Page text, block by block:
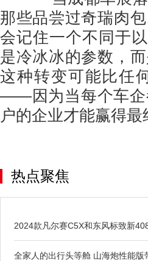
那些品尝过奇瑞肉
会记住一个不同于
是冷冰冰的参数，
这种转变可能比任
——因为当每个车企
户的企业才能赢得最
热点聚焦
2024款凡尔赛C5X和东风标致新
全家人的出行头等舱 山海炮性能版